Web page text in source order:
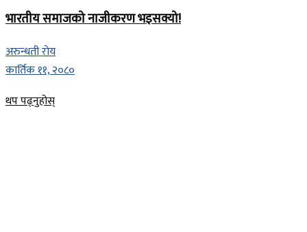
भारतीय समाजको नाजीकरण भइसक्यो!
अरुन्धती रोय
कार्तिक ११, २०८०
थप पढ्नुहोस्Details